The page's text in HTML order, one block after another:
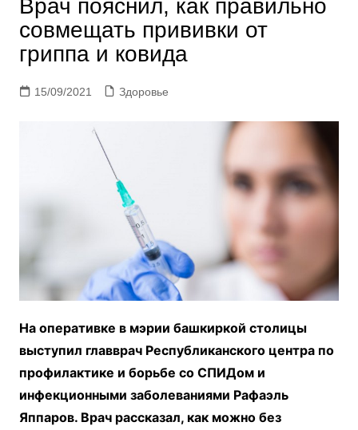
Врач пояснил, как правильно
совмещать прививки от
гриппа и ковида
15/09/2021 Здоровье
На оперативке в мэрии башкиркой столицы
выступил главврач Республиканского центра по
профилактике и борьбе со СПИДом и
инфекционными заболеваниями Рафаэль
Яппаров. Врач рассказал, как можно без